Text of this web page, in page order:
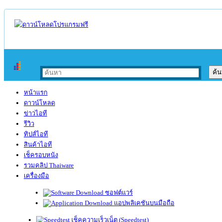
หน้าแรก
ดาวน์โหลด
ข่าวไอที
รีวิว
ทิปส์ไอที
สินค้าไอที
เช็ครอบหนัง
รวมคลิป Thaiware
เครื่องมือ
ซอฟต์แวร์
แอปพลิเคชันบนมือถือ
เช็คความเร็วเน็ต (Speedtest)